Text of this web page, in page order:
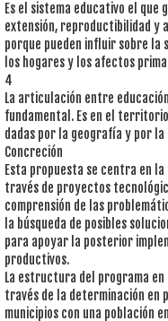
Es el sistema educativo el
extensión, reproductibilidad y
porque pueden influir sobre la
los hogares y los afectos
4
La articulación entre
fundamental. Es en el
dadas por la geografía y por
Concreción
Esta propuesta se centra en
través de proyectos
comprensión de las
la búsqueda de posibles
para apoyar la posterior
productivos.
La estructura del programa
través de la determinación en
municipios con una población